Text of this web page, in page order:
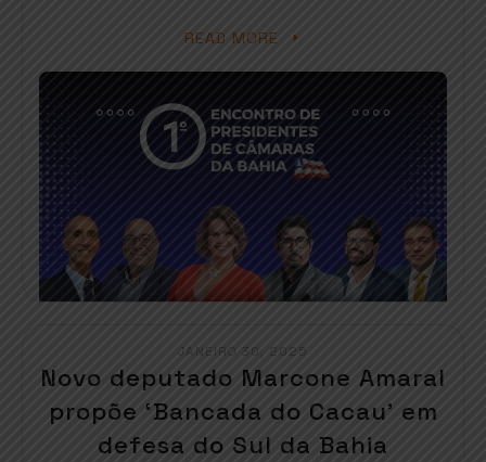
READ MORE
JANEIRO 30, 2025
Novo deputado Marcone Amaral
propõe ‘Bancada do Cacau’ em
defesa do Sul da Bahia